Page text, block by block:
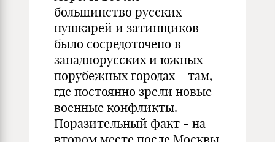
большинство русских
пушкарей и затинщиков
было сосредоточено в
западнорусских и южных
порубежных городах – там,
где постоянно зрели новые
военные конфликты.
Поразительный факт - на